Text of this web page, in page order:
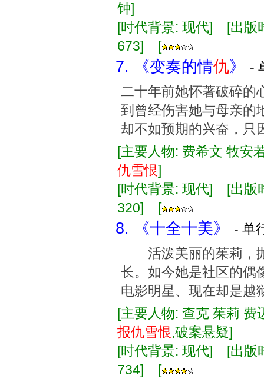
钟]
[时代背景: 现代] [出
673] [
7. 《变奏的情仇》
-
二十年前她怀著破碎的
到曾经伤害她与母亲的
却不如预期的兴奋，
[主要人物: 费希文 牧
仇雪恨]
[时代背景: 现代] [出
320] [
8. 《十全十美》
- 单
活泼美丽的茱莉，抛
长。如今她是社区的偶
电影明星、现在却是越
[主要人物: 查克 茱莉
报仇雪恨,破案悬疑]
[时代背景: 现代] [出
734] [